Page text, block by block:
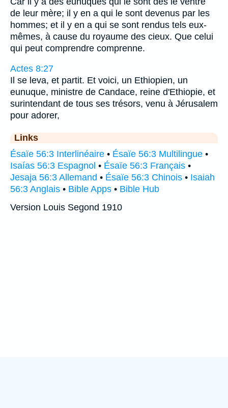
de leur mère; il y en a qui le sont devenus par les
hommes; et il y en a qui se sont rendus tels eux-
mêmes, à cause du royaume des cieux. Que celui
qui peut comprendre comprenne.
Actes 8:27
Il se leva, et partit. Et voici, un Ethiopien, un
eunuque, ministre de Candace, reine d'Ethiopie, et
surintendant de tous ses trésors, venu à Jérusalem
pour adorer,
Links
Ésaïe 56:3 Interlinéaire • Ésaïe 56:3 Multilingue •
Isaías 56:3 Espagnol • Ésaïe 56:3 Français •
Jesaja 56:3 Allemand • Ésaïe 56:3 Chinois • Isaiah
56:3 Anglais • Bible Apps • Bible Hub
Version Louis Segond 1910